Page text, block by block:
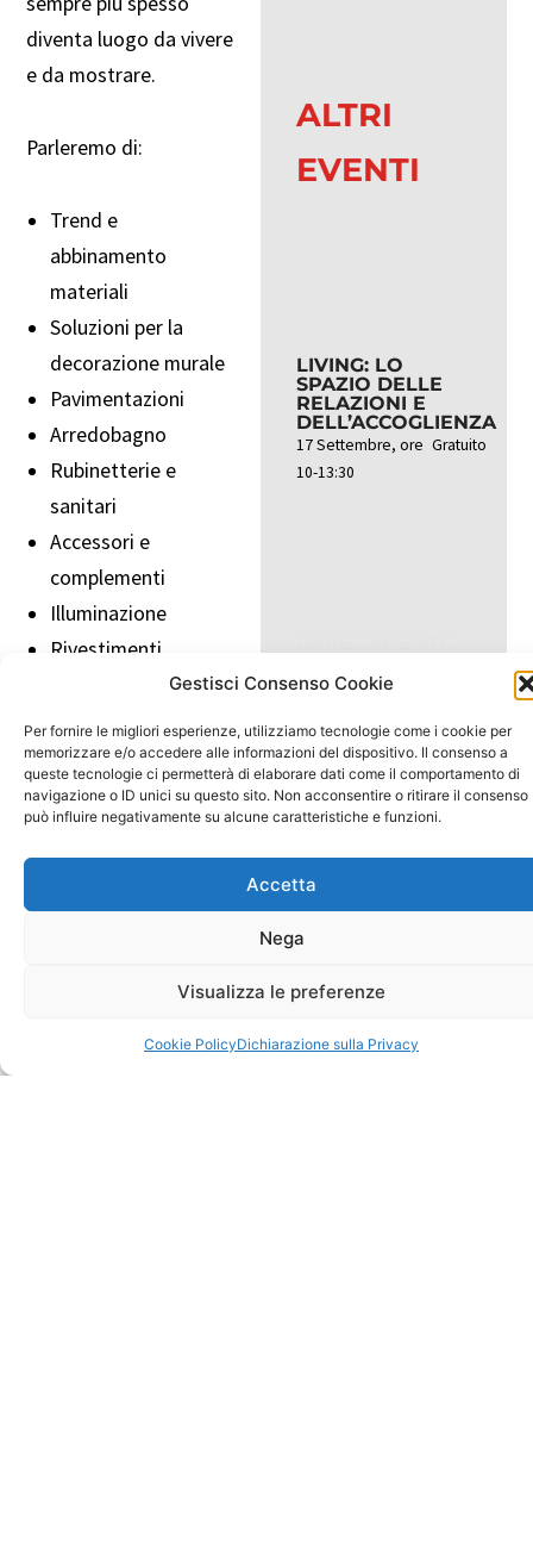
Gestisci Consenso Cookie
Per fornire le migliori esperienze, utilizziamo tecnologie come i cookie per
memorizzare e/o accedere alle informazioni del dispositivo. Il consenso a
queste tecnologie ci permetterà di elaborare dati come il comportamento di
navigazione o ID unici su questo sito. Non acconsentire o ritirare il consenso
può influire negativamente su alcune caratteristiche e funzioni.
Accetta
Nega
Visualizza le preferenze
Cookie PolicyDichiarazione sulla Privacy
diventa luogo da vivere
e da mostrare.
Parleremo di:
Trend e
abbinamento
materiali
Soluzioni per la
decorazione murale
Pavimentazioni
Arredobagno
Rubinetterie e
sanitari
Accessori e
complementi
Illuminazione
Rivestimenti
Personalizzare le
superfici
Acustica
Carte da parati in
fibra di vetro
ISCRIVITI
ALTRI
EVENTI
LIVING: LO
SPAZIO DELLE
RELAZIONI E
DELL’ACCOGLIENZA
17 Settembre, ore
10-13:30
Gratuito
COME DEFINISCE
LO SPAZIO E LE
SCELTE DI STILE
1 Ottobre, ore 10-
13:30
Gratuito
Carica altri